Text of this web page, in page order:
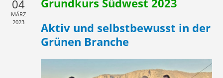
04
MÄRZ
2023
Grundkurs Südwest 2023
Aktiv und selbstbewusst in der
Grünen Branche